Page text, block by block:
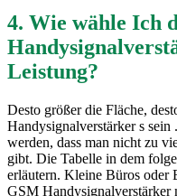
4. Wie wähle Ich
Leistung?
Desto größer die Fläche,
Handysignalverstärker s
werden, dass man nicht zu
gibt. Die Tabelle in dem
erläutern. Kleine Büros oder
GSM Handysignalverstärker